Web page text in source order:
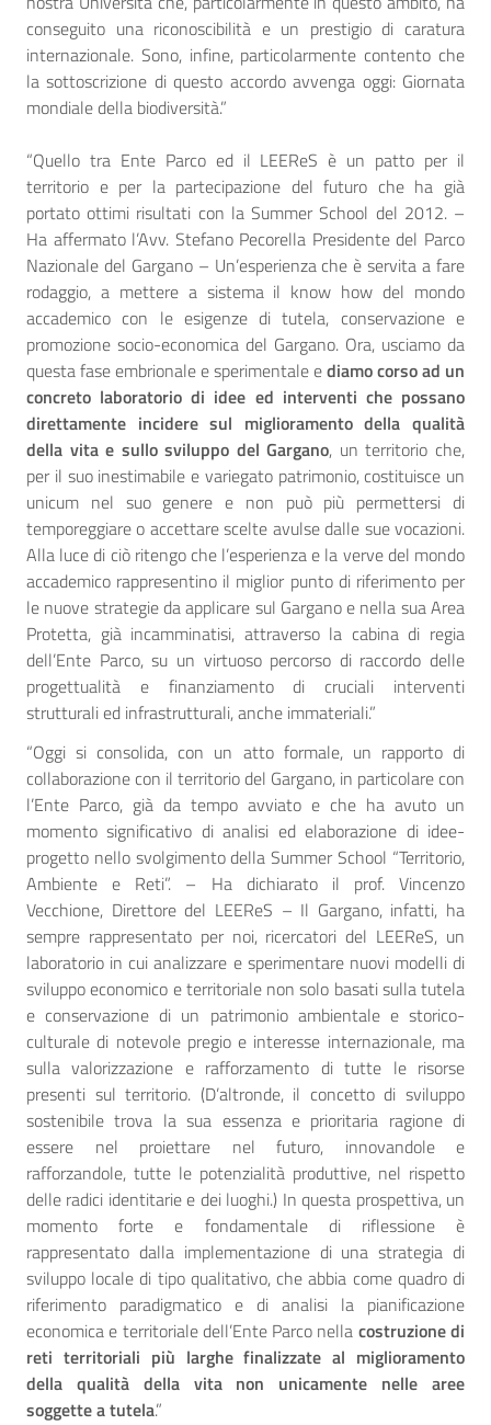
conseguito una riconoscibilità e un prestigio di caratura
internazionale. Sono, infine, particolarmente contento che
la sottoscrizione di questo accordo avvenga oggi: Giornata
mondiale della biodiversità.”
“Quello tra Ente Parco ed il LEEReS è un patto per il
territorio e per la partecipazione del futuro che ha già
portato ottimi risultati con la Summer School del 2012. –
Ha affermato l’Avv. Stefano Pecorella Presidente del Parco
Nazionale del Gargano – Un’esperienza che è servita a fare
rodaggio, a mettere a sistema il know how del mondo
accademico con le esigenze di tutela, conservazione e
promozione socio-economica del Gargano. Ora, usciamo da
questa fase embrionale e sperimentale ediamo corso ad un
concreto laboratorio di idee ed interventi che possano
direttamente incidere sul miglioramento della qualità
della vita e sullo sviluppo del Gargano, un territorio che,
per il suo inestimabile e variegato patrimonio, costituisce un
unicum nel suo genere e non può più permettersi di
temporeggiare o accettare scelte avulse dalle sue vocazioni.
Alla luce di ciò ritengo che l’esperienza e la verve del mondo
accademico rappresentino il miglior punto di riferimento per
le nuove strategie da applicare sul Gargano e nella sua Area
Protetta, già incamminatisi, attraverso la cabina di regia
dell’Ente Parco, su un virtuoso percorso di raccordo delle
progettualità e finanziamento di cruciali interventi
strutturali ed infrastrutturali, anche immateriali.”
“Oggi si consolida, con un atto formale, un rapporto di
collaborazione con il territorio del Gargano, in particolare con
l’Ente Parco, già da tempo avviato e che ha avuto un
momento significativo di analisi ed elaborazione di idee-
progetto nello svolgimento della Summer School “Territorio,
Ambiente e Reti”. – Ha dichiarato il prof. Vincenzo
Vecchione, Direttore del LEEReS – Il Gargano, infatti, ha
sempre rappresentato per noi, ricercatori del LEEReS, un
laboratorio in cui analizzare e sperimentare nuovi modelli di
sviluppo economico e territoriale non solo basati sulla tutela
e conservazione di un patrimonio ambientale e storico-
culturale di notevole pregio e interesse internazionale, ma
sulla valorizzazione e rafforzamento di tutte le risorse
presenti sul territorio. (D’altronde, il concetto di sviluppo
sostenibile trova la sua essenza e prioritaria ragione di
essere nel proiettare nel futuro, innovandole e
rafforzandole, tutte le potenzialità produttive, nel rispetto
delle radici identitarie e dei luoghi.) In questa prospettiva, un
momento forte e fondamentale di riflessione è
rappresentato dalla implementazione di una strategia di
sviluppo locale di tipo qualitativo, che abbia come quadro di
riferimento paradigmatico e di analisi la pianificazione
economica e territoriale dell’Ente Parco nella costruzione di
reti territoriali più larghe finalizzate al miglioramento
della qualità della vita non unicamente nelle aree
soggette a tutela.”